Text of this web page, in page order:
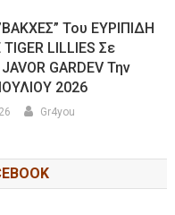
Του ΕΥΡΙΠΙΔΗ
LILLIES Σε
GARDEV Την
2026
Gr4you